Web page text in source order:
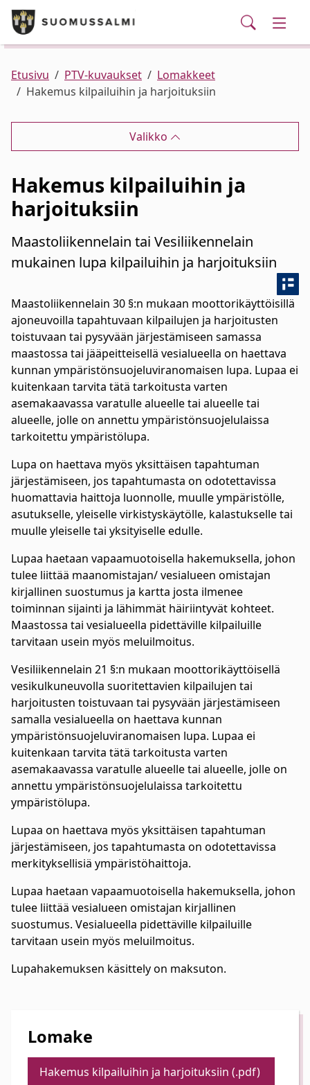
Siirry pääsisältöön
Puhelinluettelo/yhteystiedot
Palvelut
Ajankohtaista
Verkkokauppa
Haku
Kunta ja hallinto
Asuminen ja ympäristö
Elinvoima
Kulttuuri, vapaa-aika ja nuoret
Etusivu PTV-kuvaukset
Lomakkeet
Hakemus kilpailuihin ja harjoituksiin
Valikko
Hakemus kilpailuihin ja
harjoituksiin
Maastoliikennelain tai Vesiliikennelain
mukainen lupa kilpailuihin ja harjoituksiin
Maastoliikennelain 30 §:n mukaan moottorikäyttöisillä
ajoneuvoilla tapahtuvaan kilpailujen ja harjoitusten
toistuvaan tai pysyvään järjestämiseen samassa
maastossa tai jääpeitteisellä vesialueella on haettava
kunnan ympäristönsuojeluviranomaisen lupa. Lupaa ei
kuitenkaan tarvita tätä tarkoitusta varten
asemakaavassa varatulle alueelle tai alueelle tai
alueelle, jolle on annettu ympäristönsuojelulaissa
tarkoitettu ympäristölupa.
Lupa on haettava myös yksittäisen tapahtuman
järjestämiseen, jos tapahtumasta on odotettavissa
huomattavia haittoja luonnolle, muulle ympäristölle,
asutukselle, yleiselle virkistyskäytölle, kalastukselle tai
muulle yleiselle tai yksityiselle edulle.
Lupaa haetaan vapaamuotoisella hakemuksella, johon
tulee liittää maanomistajan/ vesialueen omistajan
kirjallinen suostumus ja kartta josta ilmenee
toiminnan sijainti ja lähimmät häiriintyvät kohteet.
Maastossa tai vesialueella pidettäville kilpailuille
tarvitaan usein myös meluilmoitus.
Vesiliikennelain 21 §:n mukaan moottorikäyttöisellä
vesikulkuneuvolla suoritettavien kilpailujen tai
harjoitusten toistuvaan tai pysyvään järjestämiseen
samalla vesialueella on haettava kunnan
ympäristönsuojeluviranomaisen lupa. Lupaa ei
kuitenkaan tarvita tätä tarkoitusta varten
asemakaavassa varatulle alueelle tai alueelle, jolle on
annettu ympäristönsuojelulaissa tarkoitettu
ympäristölupa.
Lupaa on haettava myös yksittäisen tapahtuman
järjestämiseen, jos tapahtumasta on odotettavissa
merkityksellisiä ympäristöhaittoja.
Lupaa haetaan vapaamuotoisella hakemuksella, johon
tulee liittää vesialueen omistajan kirjallinen
suostumus. Vesialueella pidettäville kilpailuille
tarvitaan usein myös meluilmoitus.
Lupahakemuksen käsittely on maksuton.
Lomake
Hakemus kilpailuihin ja harjoituksiin (.pdf)